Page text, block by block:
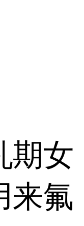
期女
来氟